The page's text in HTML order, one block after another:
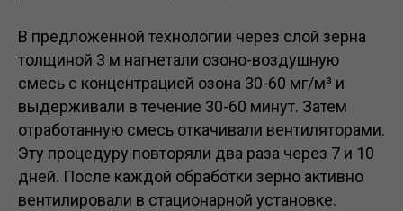
В предложенной технологии через слой зерна
толщиной 3 м нагнетали озоно-воздушную
смесь с концентрацией озона 30-60 мг/м³ и
выдерживали в течение 30-60 минут. Затем
отработанную смесь откачивали вентиляторами.
Эту процедуру повторяли два раза через 7 и 10
дней. После каждой обработки зерно активно
вентилировали в стационарной установке.